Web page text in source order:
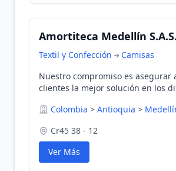
Amortiteca Medellín S.A.S.
Textil y Confección
Camisas
Nuestro compromiso es asegurar
clientes la mejor solución en los
mantenimiento en las exactas
Colombia > Antioquia >
Cr45 38 - 12
Ver Más